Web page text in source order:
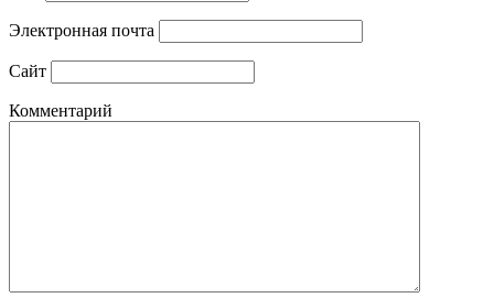
Электронная почта
Сайт
Комментарий